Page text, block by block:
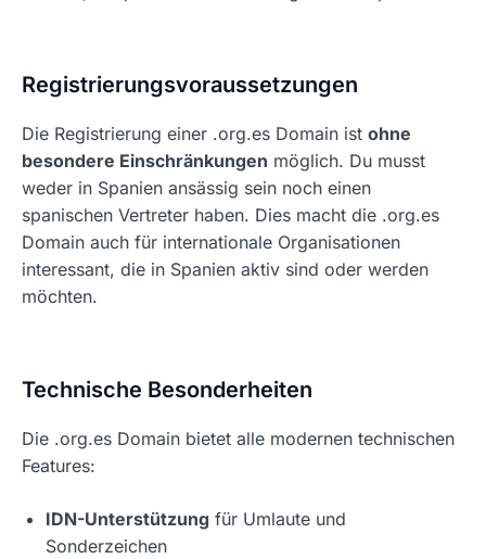
Registrierungsvoraussetzungen
Die Registrierung einer .org.es Domain ist ohne
besondere Einschränkungen möglich. Du musst
weder in Spanien ansässig sein noch einen
spanischen Vertreter haben. Dies macht die .org.es
Domain auch für internationale Organisationen
interessant, die in Spanien aktiv sind oder werden
möchten.
Technische Besonderheiten
Die .org.es Domain bietet alle modernen technischen
Features:
IDN-Unterstützung für Umlaute und
Sonderzeichen